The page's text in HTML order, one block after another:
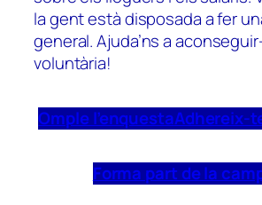
la gent està disposada a fer
general. Ajuda’ns a
voluntària!
Omple l’enquestaAdhereix-
Forma part de la